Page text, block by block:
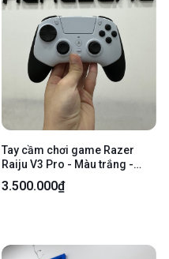
Tay cầm chơi game Razer
Raiju V3 Pro - Màu trắng -
Ngoại hình 98% - Fullbox
3.500.000₫